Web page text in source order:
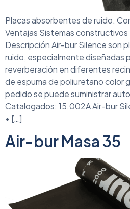
Placas absorbentes de ruido.
Ventajas Sistemas constructivos
Descripción Air-bur Silence son
ruido, especialmente diseñadas
reverberación en diferentes
de espuma de poliuretano color
pedido se puede suministrar
Catalogados: 15.002A Air-bur
• […]
Air-bur Masa 35